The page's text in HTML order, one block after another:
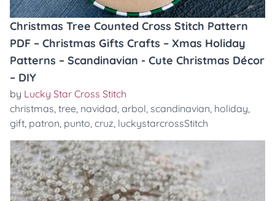
Christmas Tree Counted Cross Stitch Pattern
PDF – Christmas Gifts Crafts – Xmas Holiday
Patterns – Scandinavian - Cute Christmas Décor
– DIY
by Lucky Star Cross Stitch
christmas, tree, navidad, arbol, scandinavian, holiday,
gift, patron, punto, cruz, luckystarcrossStitch